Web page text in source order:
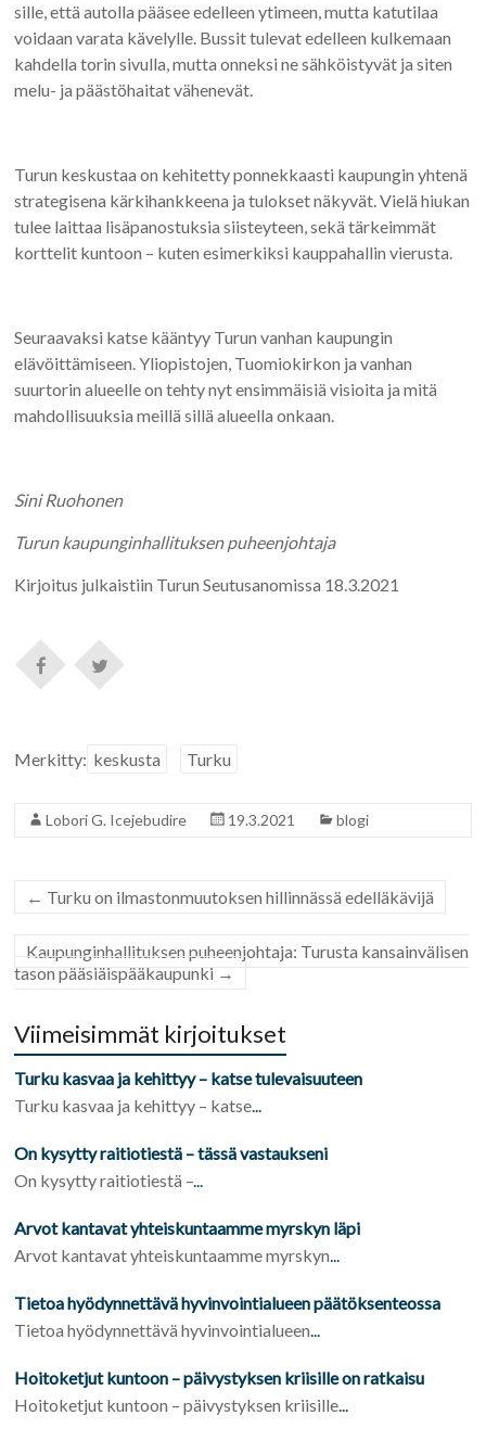
sille, että autolla pääsee edelleen ytimeen, mutta katutilaa
voidaan varata kävelylle. Bussit tulevat edelleen kulkemaan
kahdella torin sivulla, mutta onneksi ne sähköistyvät ja siten
melu- ja päästöhaitat vähenevät.
Turun keskustaa on kehitetty ponnekkaasti kaupungin yhtenä
strategisena kärkihankkeena ja tulokset näkyvät. Vielä hiukan
tulee laittaa lisäpanostuksia siisteyteen, sekä tärkeimmät
korttelit kuntoon – kuten esimerkiksi kauppahallin vierusta.
Seuraavaksi katse kääntyy Turun vanhan kaupungin
elävöittämiseen. Yliopistojen, Tuomiokirkon ja vanhan
suurtorin alueelle on tehty nyt ensimmäisiä visioita ja mitä
mahdollisuuksia meillä sillä alueella onkaan.
Sini Ruohonen
Turun kaupunginhallituksen puheenjohtaja
Kirjoitus julkaistiin Turun Seutusanomissa 18.3.2021
Merkitty: keskusta Turku
Lobori G. Icejebudire 19.3.2021 blogi
← Turku on ilmastonmuutoksen hillinnässä edelläkävijä
Kaupunginhallituksen puheenjohtaja: Turusta kansainvälisen
tason pääsiäispääkaupunki →
Viimeisimmät kirjoitukset
Turku kasvaa ja kehittyy – katse tulevaisuuteen
Turku kasvaa ja kehittyy – katse...
On kysytty raitiotiestä – tässä vastaukseni
On kysytty raitiotiestä –...
Arvot kantavat yhteiskuntaamme myrskyn läpi
Arvot kantavat yhteiskuntaamme myrskyn...
Tietoa hyödynnettävä hyvinvointialueen päätöksenteossa
Tietoa hyödynnettävä hyvinvointialueen...
Hoitoketjut kuntoon – päivystyksen kriisille on ratkaisu
Hoitoketjut kuntoon – päivystyksen kriisille...